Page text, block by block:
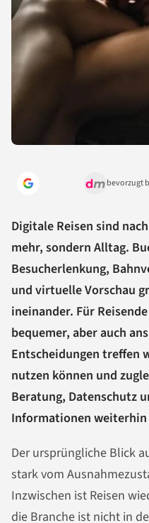
bevorzugt
Digitale Reisen sind
mehr, sondern Alltag.
Besucherlenkung,
und virtuelle Vorschau
ineinander. Für
bequemer, aber auch
Entscheidungen treffen
nutzen können und
Beratung, Datenschutz
Informationen weiterhin
Der ursprüngliche Blick
stark vom
Inzwischen ist Reisen
die Branche ist nicht in